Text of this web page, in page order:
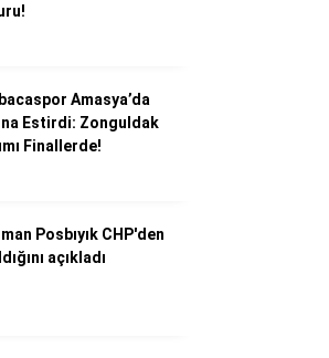
WhatsApp İhbar Hattı
Amasya’da
Estirdi: Zonguldak
Finallerde!
Posbıyık CHP'den
açıkladı